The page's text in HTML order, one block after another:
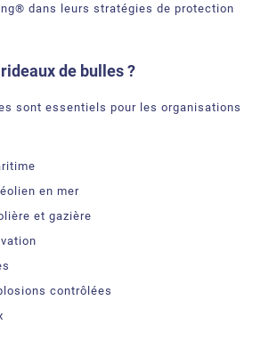
dans leurs stratégies de protection
de bulles ?
sont essentiels pour les organisations
en mer
et gazière
contrôlées